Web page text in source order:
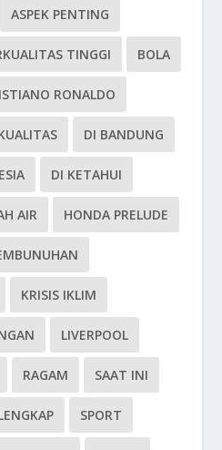
ASPEK PENTING
TINGGI BOLA
RONALDO
DI BANDUNG
DI KETAHUI
AIR HONDA PRELUDE
KRISIS IKLIM
LIVERPOOL
RAGAM SAAT INI
SPORT